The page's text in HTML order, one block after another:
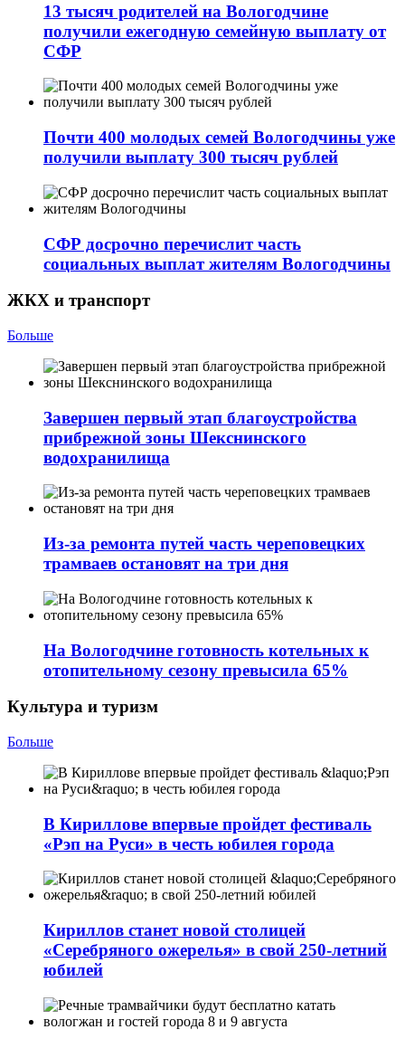
13 тысяч родителей на Вологодчине
получили ежегодную семейную выплату от
СФР
Почти 400 молодых семей Вологодчины уже
получили выплату 300 тысяч рублей
СФР досрочно перечислит часть
социальных выплат жителям Вологодчины
ЖКХ и транспорт
Больше
Завершен первый этап благоустройства
прибрежной зоны Шекснинского
водохранилища
Из-за ремонта путей часть череповецких
трамваев остановят на три дня
На Вологодчине готовность котельных к
отопительному сезону превысила 65%
Культура и туризм
Больше
В Кириллове впервые пройдет фестиваль
«Рэп на Руси» в честь юбилея города
Кириллов станет новой столицей
«Серебряного ожерелья» в свой 250-летний
юбилей